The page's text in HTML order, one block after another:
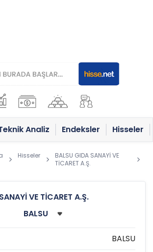
Analiz Endeksler Hisseler
Hisseler
BALSU GIDA SANAYİ VE
TİCARET A.Ş.
VE TİCARET A.Ş.
BALSU